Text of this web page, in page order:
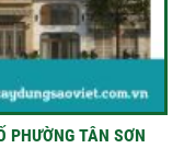
PHƯỜNG TÂN SƠN